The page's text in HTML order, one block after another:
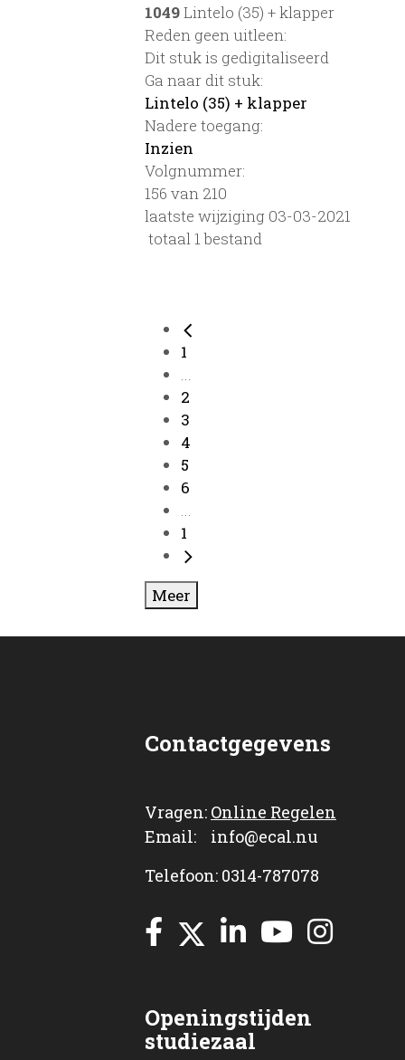
1049Lintelo (35) + klapper
Reden geen uitleen:
Dit stuk is gedigitaliseerd
Ga naar dit stuk:
Lintelo (35) + klapper
Nadere toegang:
Inzien
Volgnummer:
156 van 210
laatste wijziging 03-03-2021
totaal 1 bestand
1
...
2
3
4
5
6
...
1
Meer
Contactgegevens
Vragen: Online Regelen
Email: info@ecal.nu
Telefoon: 0314-787078
Openingstijden
studiezaal